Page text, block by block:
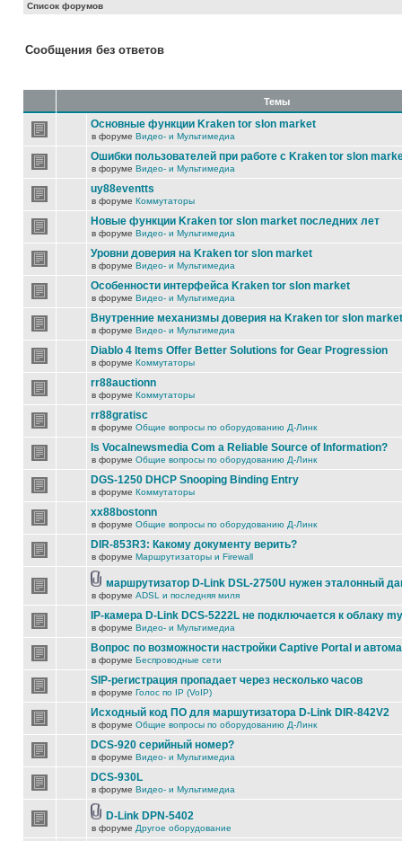
Список форумов
Сообщения без ответов
Темы
Основные функции Kraken tor slon market
в форуме Видео- и Мультимедиа
Ошибки пользователей при работе с Kraken tor slon
в форуме Видео- и Мультимедиа
uy88eventts
в форуме Коммутаторы
Новые функции Kraken tor slon market последних лет
в форуме Видео- и Мультимедиа
Уровни доверия на Kraken tor slon market
в форуме Видео- и Мультимедиа
Особенности интерфейса Kraken tor slon market
в форуме Видео- и Мультимедиа
Внутренние механизмы доверия на Kraken tor slon market
в форуме Видео- и Мультимедиа
Diablo 4 Items Offer Better Solutions for Gear Progression
в форуме Коммутаторы
rr88auctionn
в форуме Коммутаторы
rr88gratisc
в форуме Общие вопросы по оборудованию Д-Линк
Is Vocalnewsmedia Com a Reliable Source of Information?
в форуме Общие вопросы по оборудованию Д-Линк
DGS-1250 DHCP Snooping Binding Entry
в форуме Коммутаторы
xx88bostonn
в форуме Общие вопросы по оборудованию Д-Линк
DIR-853R3: Какому документу верить?
в форуме Маршрутизаторы и Firewall
маршрутизатор D-Link DSL-2750U нужен эталонный
в форуме ADSL и последняя миля
IP-камера D-Link DCS-5222L не подключается к облаку
в форуме Видео- и Мультимедиа
Вопрос по возможности настройки Captive Portal и
в форуме Беспроводные сети
SIP-регистрация пропадает через несколько часов
в форуме Голос по IP (VoIP)
Исходный код ПО для маршутизатора D-Link DIR-842V2
в форуме Общие вопросы по оборудованию Д-Линк
DCS-920 серийный номер?
в форуме Видео- и Мультимедиа
DCS-930L
в форуме Видео- и Мультимедиа
D-Link DPN-5402
в форуме Другое оборудование